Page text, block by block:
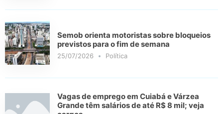
Semob orienta motoristas sobre bloqueios
previstos para o fim de semana
25/07/2026 Política
Vagas de emprego em Cuiabá e Várzea
Grande têm salários de até R$ 8 mil; veja